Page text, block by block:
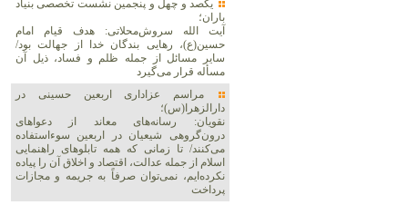
یکصد و چهل و پنجمین نشست تخصصی بنیاد
باران؛
آیت الله سروش‌محلاتی: هدف قیام امام
حسین(ع)، رهایی بندگان خدا از جهالت بود/
سایر مسائل از جمله ظلم و فساد، ذیل آن
مسأله قرار می‌گیرد
مراسم عزاداری اربعین حسینی در
دارالزهرا(س)؛
نقویان: رسانه‌های معاند از دعواهای
درون‌گروهی شیعیان در اربعین سوءاستفاده
می‌کنند/ تا زمانی که همه تابلوهای راهنمایی
اسلام از جمله عدالت، اقتصاد و اخلاق آن را پیاده
نکرده‌ایم، نمی‌توان صرفاً به جریمه و مجازات
پرداخت